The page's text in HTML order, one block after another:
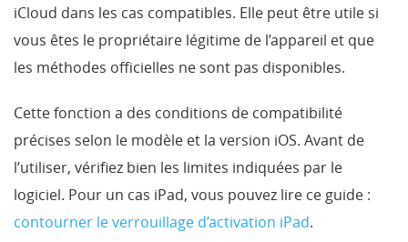
iCloud dans les cas compatibles. Elle peut être utile si
vous êtes le propriétaire légitime de l’appareil et que
les méthodes officielles ne sont pas disponibles.
Cette fonction a des conditions de compatibilité
précises selon le modèle et la version iOS. Avant de
l’utiliser, vérifiez bien les limites indiquées par le
logiciel. Pour un cas iPad, vous pouvez lire ce guide :
contourner le verrouillage d’activation iPad.